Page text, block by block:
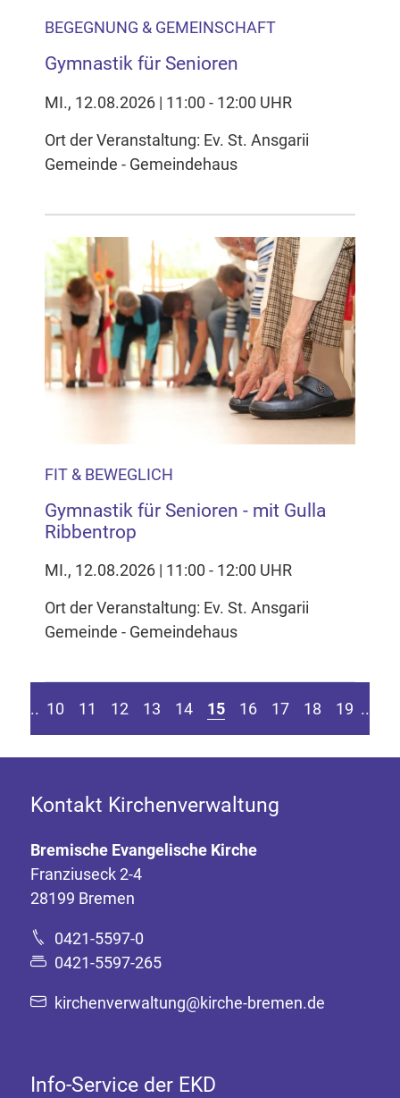
BEGEGNUNG & GEMEINSCHAFT
Gymnastik für Senioren
MI., 12.08.2026 | 11:00 - 12:00 UHR
Ort der Veranstaltung: Ev. St. Ansgarii
Gemeinde - Gemeindehaus
FIT & BEWEGLICH
Gymnastik für Senioren - mit Gulla
Ribbentrop
MI., 12.08.2026 | 11:00 - 12:00 UHR
Ort der Veranstaltung: Ev. St. Ansgarii
Gemeinde - Gemeindehaus
springen
vorherigen Seite
.... 10 11 12 13 14 15 16 17 18 19 ....
Kontakt Kirchenverwaltung
Bremische Evangelische Kirche
Franziuseck 2-4
28199 Bremen
0421-5597-0
0421-5597-265
kirchenverwaltung@kirche-bremen.de
Info-Service der EKD